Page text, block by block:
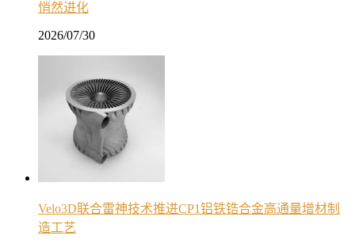
悄然进化
2026/07/30
Velo3D联合雷神技术推进CP1铝铁锆合金高通量增材制
造工艺